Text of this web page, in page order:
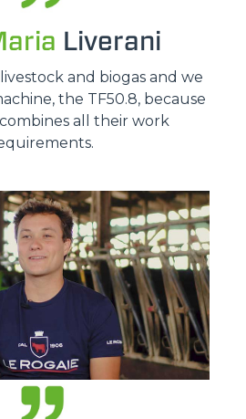
Liverani
and biogas and we
the TF50.8, because
all their work